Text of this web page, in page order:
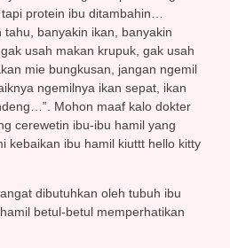
protein ibu ditambahin…
banyakin ikan, banyakin
usah makan krupuk, gak usah
mie bungkusan, jangan ngemil
ngemilnya ikan sepat, ikan
Mohon maaf kalo dokter
cerewetin ibu-ibu hamil yang
kebaikan ibu hamil kiuttt hello kitty
dibutuhkan oleh tubuh ibu
betul-betul memperhatikan